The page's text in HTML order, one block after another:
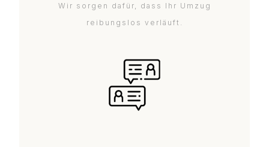
Wir sorgen dafür, dass Ihr Umzug
reibungslos verläuft.